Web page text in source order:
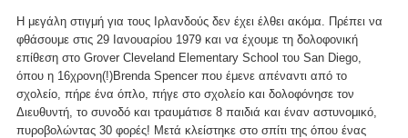
Η μεγάλη στιγμή για τους Ιρλανδούς δεν έχει έλθει ακόμα. Πρέπει να
φθάσουμε στις 29 Ιανουαρίου 1979 και να έχουμε τη δολοφονική
επίθεση στο Grover Cleveland Elementary School του San Diego,
όπου η 16χρονη(!)Brenda Spencer που έμενε απέναντι από το
σχολείο, πήρε ένα όπλο, πήγε στο σχολείο και δολοφόνησε τον
Διευθυντή, το συνοδό και τραυμάτισε 8 παιδιά και έναν αστυνομικό,
πυροβολώντας 30 φορές! Μετά κλείστηκε στο σπίτι της όπου ένας